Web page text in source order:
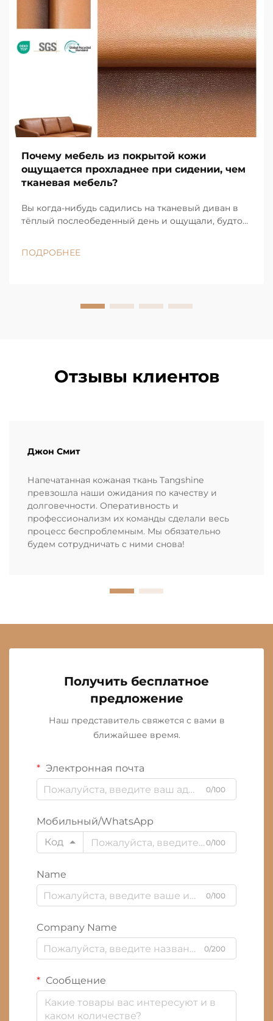
Почему мебель из покрытой кожи
ощущается прохладнее при сидении, чем
тканевая мебель?
Вы когда-нибудь садились на тканевый диван в
тёплый послеобеденный день и ощущали, будто
он сразу же казался более освежающим. Причина
ПОДРОБНЕЕ
Отзывы клиентов
Джон Смит
Напечатанная кожаная ткань Tangshine
превзошла наши ожидания по качеству и
долговечности. Оперативность и
профессионализм их команды сделали весь
процесс беспроблемным. Мы обязательно
будем сотрудничать с ними снова!
Получить бесплатное
предложение
Наш представитель свяжется с вами в
ближайшее время.
Электронная почта
0/100
Мобильный/WhatsApp
Код
0/100
Name
0/100
Company Name
0/200
Сообщение